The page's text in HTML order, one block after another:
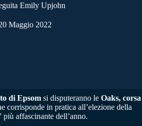
Emily Upjohn
Maggio 2022
di Epsom si disputeranno le Oaks, corsa
corrisponde in pratica all’elezione della
più affascinante dell’anno.